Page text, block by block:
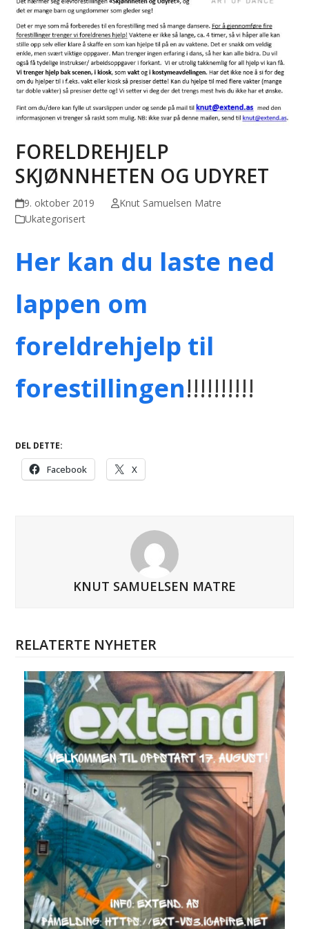
FORELDREHJELP
SKJØNNHETEN OG UDYRET
9. oktober 2019
Knut Samuelsen Matre
Ukategorisert
Her kan du laste ned
lappen om
foreldrehjelp til
forestillingen!!!!!!!!!!
DEL DETTE:
Facebook X
KNUT SAMUELSEN MATRE
RELATERTE NYHETER